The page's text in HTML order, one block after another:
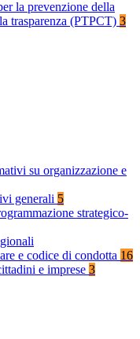
la prevenzione della
trasparenza (PTPCT) 3
su organizzazione e
generali 5
strategico-
e codice di condotta 16
e imprese 3